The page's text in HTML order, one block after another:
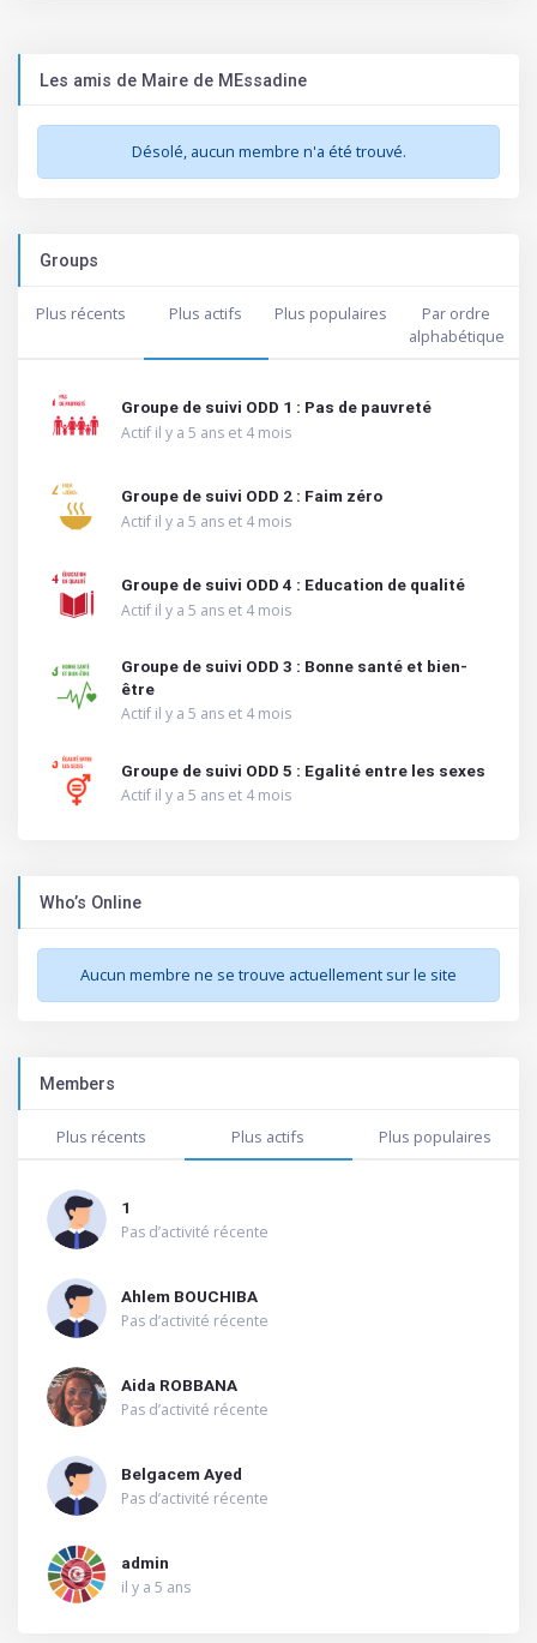
Les amis de Maire de MEssadine
Désolé, aucun membre n'a été trouvé.
Groups
Plus récents Plus actifs Plus populaires
Par ordre
alphabétique
Groupe de suivi ODD 1 : Pas de pauvreté
Actif il y a 5 ans et 4 mois
Groupe de suivi ODD 2 : Faim zéro
Actif il y a 5 ans et 4 mois
Groupe de suivi ODD 4 : Education de qualité
Actif il y a 5 ans et 4 mois
Groupe de suivi ODD 3 : Bonne santé et bien-
être
Actif il y a 5 ans et 4 mois
Groupe de suivi ODD 5 : Egalité entre les sexes
Actif il y a 5 ans et 4 mois
Who’s Online
Aucun membre ne se trouve actuellement sur le site
Members
Plus récents Plus actifs Plus populaires
1
Pas d’activité récente
Ahlem BOUCHIBA
Pas d’activité récente
Aida ROBBANA
Pas d’activité récente
Belgacem Ayed
Pas d’activité récente
admin
il y a 5 ans